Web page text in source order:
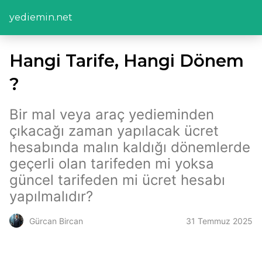
yediemin.net
Hangi Tarife, Hangi Dönem
?
Bir mal veya araç yedieminden
çıkacağı zaman yapılacak ücret
hesabında malın kaldığı dönemlerde
geçerli olan tarifeden mi yoksa
güncel tarifeden mi ücret hesabı
yapılmalıdır?
Gürcan Bircan 31 Temmuz 2025